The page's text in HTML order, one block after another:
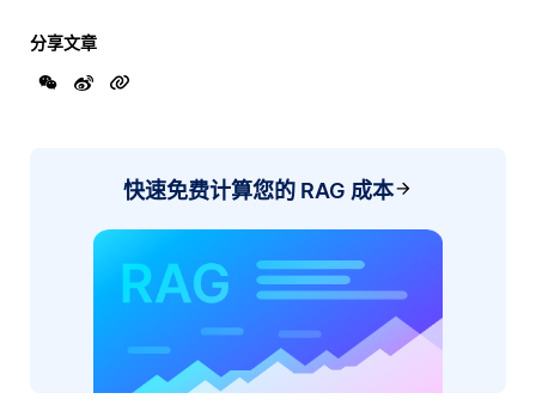
分享文章
快速免费计算您的 RAG 成本